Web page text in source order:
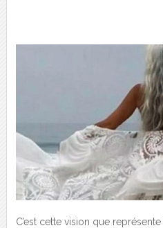
C’est cette vision que représente